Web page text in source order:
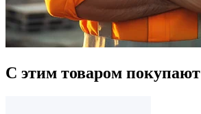
С этим товаром покупают